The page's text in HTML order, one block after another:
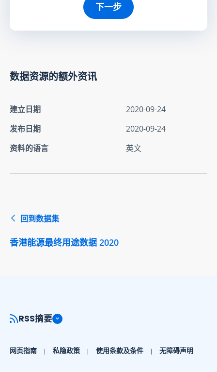
下一步
数据资源的额外资讯
建立日期
2020-09-24
发布日期
2020-09-24
资料的语言
英文
回到数据集
香港能源最终用途数据 2020
RSS摘要
网页指南 私隐政策 使用条款及条件 无障碍声明